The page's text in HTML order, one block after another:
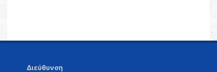
Διεύθυνση